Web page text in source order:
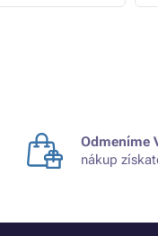
Odmeníme
nákup